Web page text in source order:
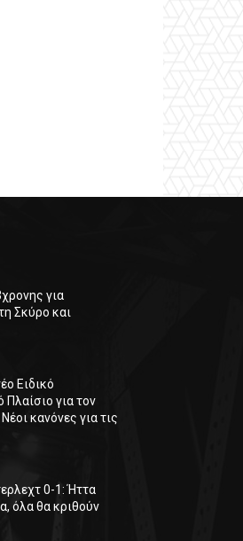
για
Σκύρο και
Ειδικό
για τον
κανόνες για τις
0-1: Ήττα
όλα θα κριθούν